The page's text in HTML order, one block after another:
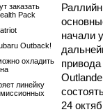
начали
24
заказать
Pack
Outback!
охладить
линейку